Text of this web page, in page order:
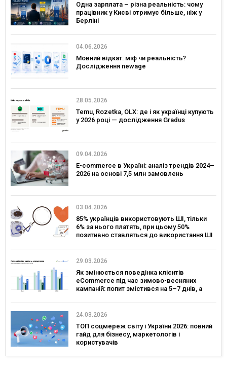
Одна зарплата – різна реальність: чому
працівник у Києві отримує більше, ніж у
Берліні
04.06.2026
Мовний відкат: міф чи реальність?
Дослідження newage
28.05.2026
Temu, Rozetka, OLX: де і як українці купують
у 2026 році — дослідження Gradus
09.04.2026
E-commerce в Україні: аналіз трендів 2024–
2026 на основі 7,5 млн замовлень
03.04.2026
85% українців використовують ШІ, тільки
6% за нього платять, при цьому 50%
позитивно ставляться до використання ШІ
29.03.2026
Як змінюється поведінка клієнтів
eCommerce під час зимово-весняних
кампаній: попит змістився на 5–7 днів, а
четвер — дослідження eSputnik та Inweb
24.03.2026
ТОП соцмереж світу і України 2026: повний
гайд для бізнесу, маркетологів і
користувачів